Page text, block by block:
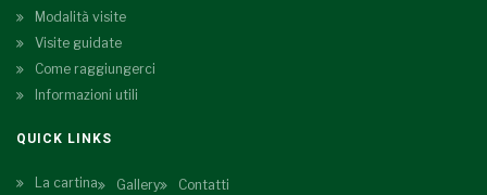
Modalità visite
Visite guidate
Come raggiungerci
Informazioni utili
QUICK LINKS
La cartina Gallery Contatti